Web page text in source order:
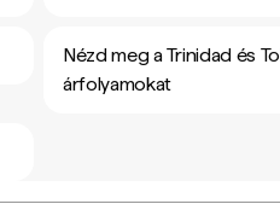
Nézd meg a Trinidad és
árfolyamokat